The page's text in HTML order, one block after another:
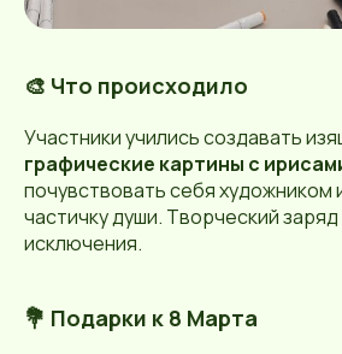
🎨 Что происходило
Участники учились создавать
графические картины с
почувствовать себя художником
частичку души. Творческий
исключения.
💐 Подарки к 8 Марта